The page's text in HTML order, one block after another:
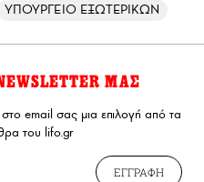
ΥΠΟΥΡΓΕΙΟ ΕΞΩΤΕΡΙΚΩΝ
ΜΑΣ
email σας μια επιλογή από τα
του lifo.gr
ΕΓΓΡΑΦΗ